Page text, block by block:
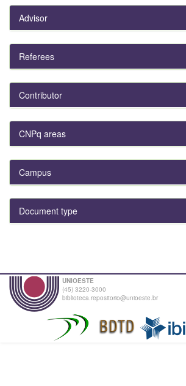
Advisor
Referees
Contributor
CNPq areas
Campus
Document type
UNIOESTE
(45) 3220-3000
biblioteca.repositorio@unioeste.br